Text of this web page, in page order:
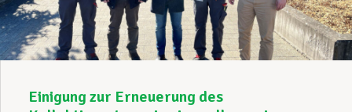
Einigung zur Erneuerung des